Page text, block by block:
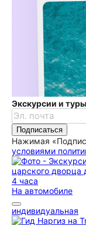
Экскурсии и
Подписаться
Нажимая
условиями
4 часа
На автомобиле
индивидуальная